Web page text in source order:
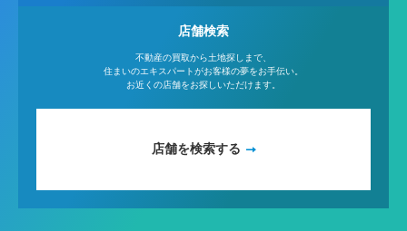
店舗検索
不動産の買取から土地探しまで、
住まいのエキスパートがお客様の夢をお手伝い。
お近くの店舗をお探しいただけます。
店舗を検索する